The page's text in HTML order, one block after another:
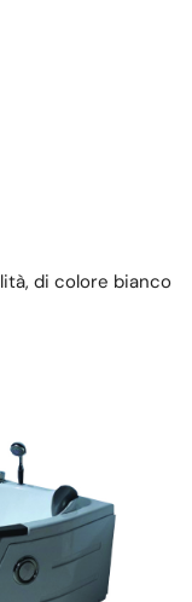
di colore bianco